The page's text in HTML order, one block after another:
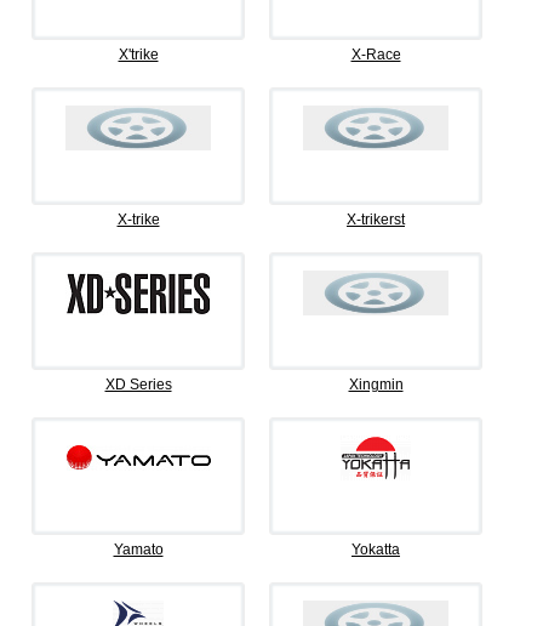
X'trike X-Race
X-trike X-trikerst
XD Series Xingmin
Yamato Yokatta